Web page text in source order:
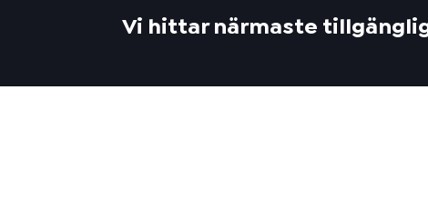
Vi hittar närmaste